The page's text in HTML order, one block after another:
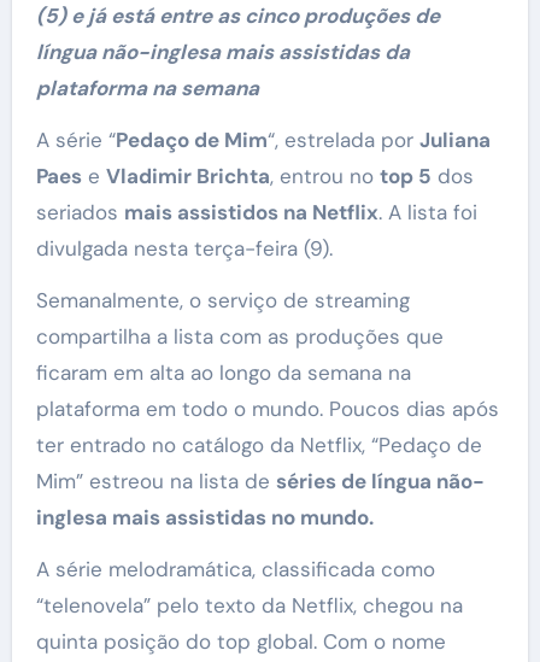
(5) e já está entre as cinco produções de
língua não-inglesa mais assistidas da
plataforma na semana
A série “Pedaço de Mim“, estrelada por Juliana
Paese Vladimir Brichta, entrou no top 5 dos
seriados mais assistidos na Netflix. A lista foi
divulgada nesta terça-feira (9).
Semanalmente, o serviço de streaming
compartilha a lista com as produções que
ficaram em alta ao longo da semana na
plataforma em todo o mundo. Poucos dias após
ter entrado no catálogo da Netflix, “Pedaço de
Mim” estreou na lista de séries de língua não-
inglesa mais assistidas no mundo.
A série melodramática, classificada como
“telenovela” pelo texto da Netflix, chegou na
quinta posição do top global. Com o nome